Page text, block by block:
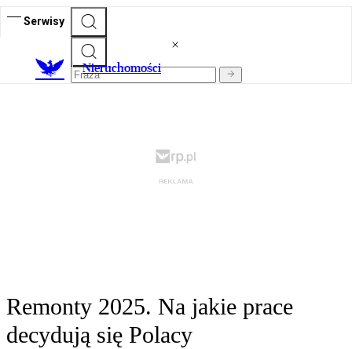
Serwisy
Nieruchomości
Remonty 2025. Na jakie prace
decydują się Polacy